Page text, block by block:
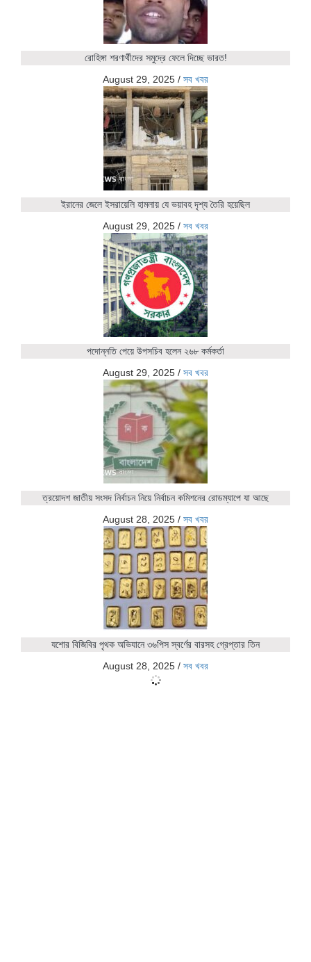
রোহিঙ্গা শরণার্থীদের সমুদ্রে ফেলে দিচ্ছে ভারত!
August 29, 2025 / সব খবর
ইরানের জেলে ইসরায়েলি হামলায় যে ভয়াবহ দৃশ্য তৈরি হয়েছিল
August 29, 2025 / সব খবর
পদোন্নতি পেয়ে উপসচিব হলেন ২৬৮ কর্মকর্তা
August 29, 2025 / সব খবর
ত্রয়োদশ জাতীয় সংসদ নির্বাচন নিয়ে নির্বাচন কমিশনের রোডম্যাপে যা আছে
August 28, 2025 / সব খবর
যশোর বিজিবির পৃথক অভিযানে ৩৬পিস স্বর্ণের বারসহ গ্রেপ্তার তিন
August 28, 2025 / সব খবর